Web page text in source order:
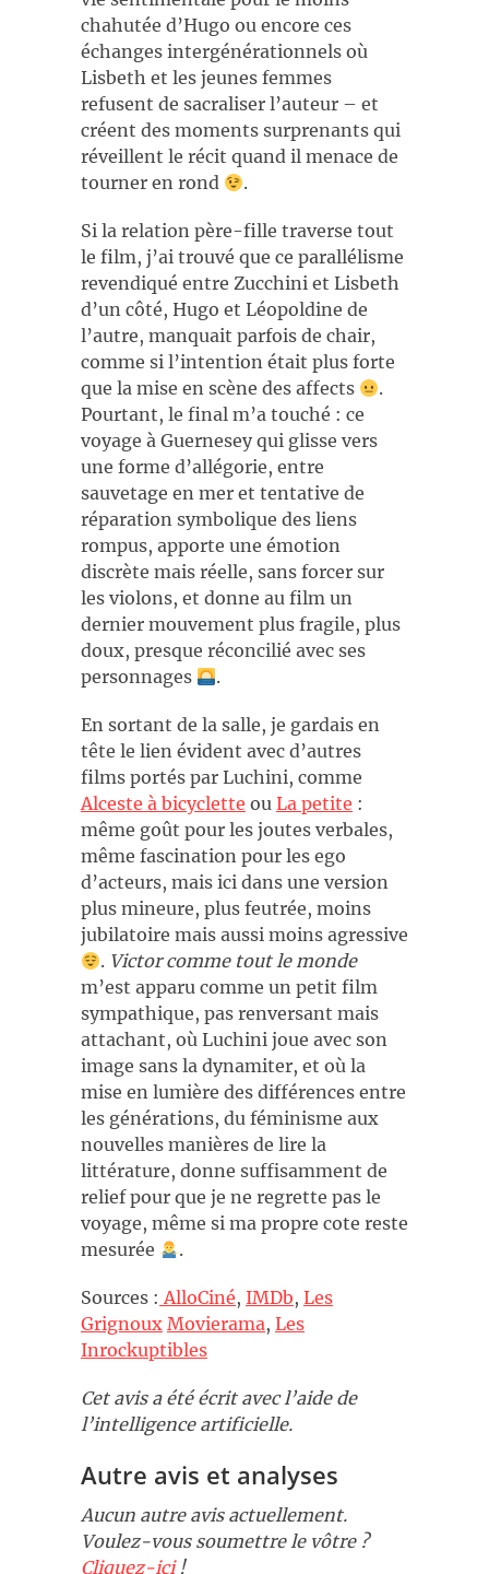
chahutée d’Hugo ou encore ces
échanges intergénérationnels où
Lisbeth et les jeunes femmes
refusent de sacraliser l’auteur – et
créent des moments surprenants qui
réveillent le récit quand il menace de
tourner en rond
.
Si la relation père-fille traverse tout
le film, j’ai trouvé que ce parallélisme
revendiqué entre Zucchini et Lisbeth
d’un côté, Hugo et Léopoldine de
l’autre, manquait parfois de chair,
comme si l’intention était plus forte
que la mise en scène des affects
.
Pourtant, le final m’a touché : ce
voyage à Guernesey qui glisse vers
une forme d’allégorie, entre
sauvetage en mer et tentative de
réparation symbolique des liens
rompus, apporte une émotion
discrète mais réelle, sans forcer sur
les violons, et donne au film un
dernier mouvement plus fragile, plus
doux, presque réconcilié avec ses
personnages
.
En sortant de la salle, je gardais en
tête le lien évident avec d’autres
films portés par Luchini, comme
Alceste à bicyclette ou La petite :
même goût pour les joutes verbales,
même fascination pour les ego
d’acteurs, mais ici dans une version
plus mineure, plus feutrée, moins
jubilatoire mais aussi moins agressive
. Victor comme tout le monde
m’est apparu comme un petit film
sympathique, pas renversant mais
attachant, où Luchini joue avec son
image sans la dynamiter, et où la
mise en lumière des différences entre
les générations, du féminisme aux
nouvelles manières de lire la
littérature, donne suffisamment de
relief pour que je ne regrette pas le
voyage, même si ma propre cote reste
mesurée
.
Sources : AlloCiné, IMDb, Les
Grignoux Movierama, Les
Inrockuptibles
Cet avis a été écrit avec l’aide de
l’intelligence artificielle.
Autre avis et analyses
Aucun autre avis actuellement.
Voulez-vous soumettre le vôtre ?
Cliquez-ici!